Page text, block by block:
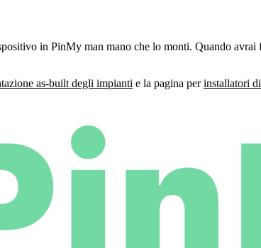
in PinMy man mano che lo monti. Quando
as-built degli impianti e la pagina perinstallatori